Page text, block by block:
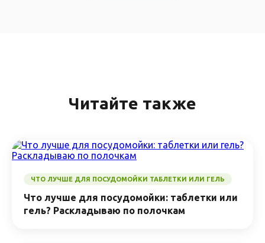
Читайте также
ЧТО ЛУЧШЕ ДЛЯ ПОСУДОМОЙКИ ТАБЛЕТКИ ИЛИ ГЕЛЬ
Что лучше для посудомойки: таблетки или
гель? Раскладываю по полочкам